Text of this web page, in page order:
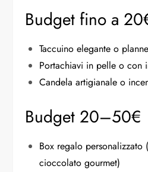
Budget fino a
Taccuino elegante o
Portachiavi in pelle o con
Candela artigianale o
Budget 20–50€
Box regalo personalizzato
cioccolato gourmet)